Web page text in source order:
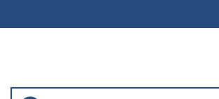
Hauptnavigation
Barriere melden